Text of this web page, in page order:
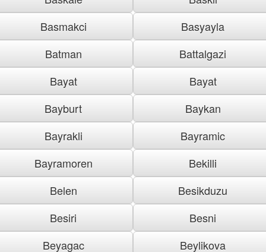
Basmakci
Basyayla
Batman
Battalgazi
Bayat
Bayat
Bayburt
Baykan
Bayrakli
Bayramic
Bayramoren
Bekilli
Belen
Besikduzu
Besiri
Besni
Beyagac
Beylikova